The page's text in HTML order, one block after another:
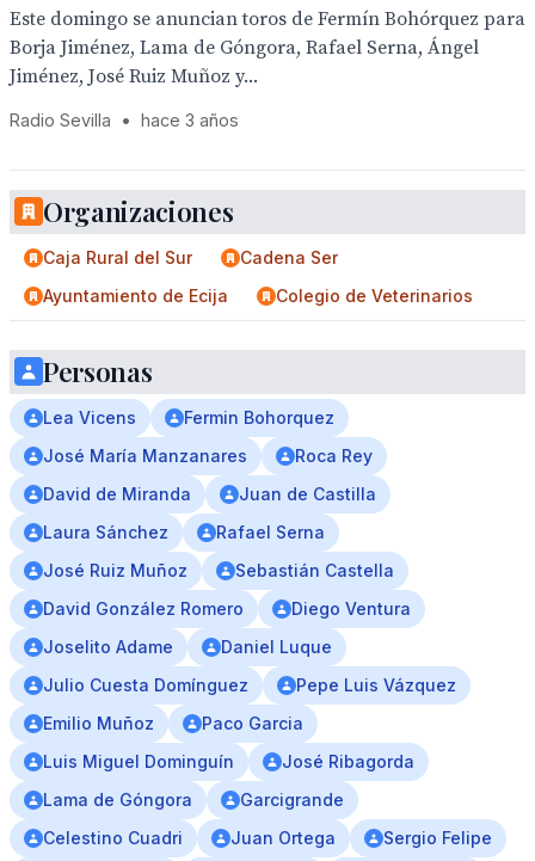
Este domingo se anuncian toros de Fermín Bohórquez para
Borja Jiménez, Lama de Góngora, Rafael Serna, Ángel
Jiménez, José Ruiz Muñoz y...
Radio Sevilla • hace 3 años
Organizaciones
Caja Rural del Sur
Cadena Ser
Ayuntamiento de Ecija
Colegio de Veterinarios
Personas
Lea Vicens
Fermin Bohorquez
José María Manzanares
Roca Rey
David de Miranda
Juan de Castilla
Laura Sánchez
Rafael Serna
José Ruiz Muñoz
Sebastián Castella
David González Romero
Diego Ventura
Joselito Adame
Daniel Luque
Julio Cuesta Domínguez
Pepe Luis Vázquez
Emilio Muñoz
Paco Garcia
Luis Miguel Dominguín
José Ribagorda
Lama de Góngora
Garcigrande
Celestino Cuadri
Juan Ortega
Sergio Felipe